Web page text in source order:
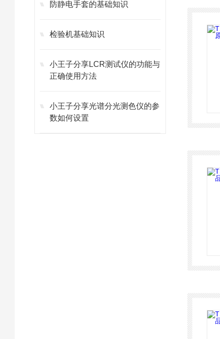
防静电手套的基础知识
检验机基础知识
小王子分享LCR测试仪的功能与
正确使用方法
小王子分享光谱分光测色仪的参
数如何设置